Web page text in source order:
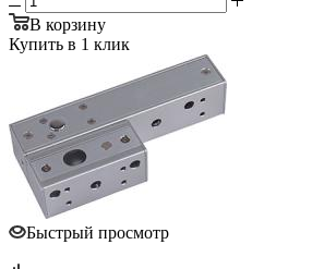
В корзину
Купить в 1 клик
Быстрый просмотр